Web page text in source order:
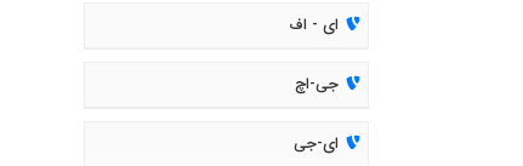
ای - اف
جی-اچ
ای-جی